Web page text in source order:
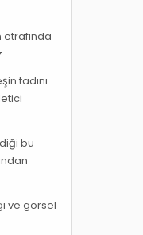
etrafında
tadını
bu
ve görsel